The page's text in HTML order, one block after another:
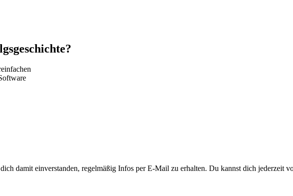
damit einverstanden, regelmäßig Infos per E-Mail zu erhalten. Du kannst dich jederzeit